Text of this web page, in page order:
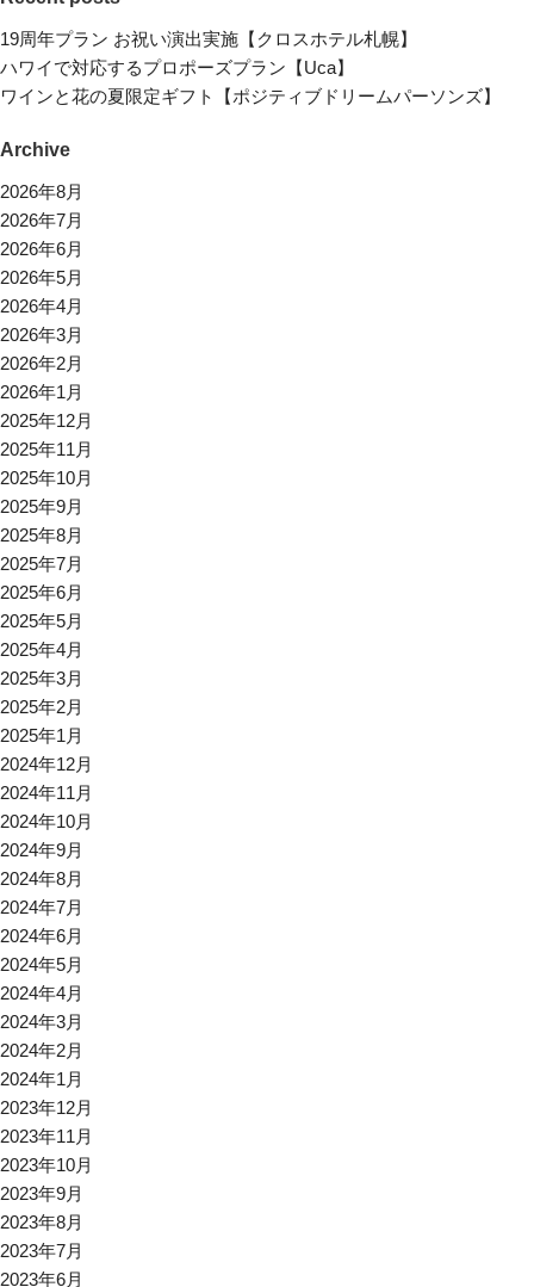
19周年プラン お祝い演出実施【クロスホテル札幌】
ハワイで対応するプロポーズプラン【Uca】
ワインと花の夏限定ギフト【ポジティブドリームパーソンズ】
Archive
2026年8月
2026年7月
2026年6月
2026年5月
2026年4月
2026年3月
2026年2月
2026年1月
2025年12月
2025年11月
2025年10月
2025年9月
2025年8月
2025年7月
2025年6月
2025年5月
2025年4月
2025年3月
2025年2月
2025年1月
2024年12月
2024年11月
2024年10月
2024年9月
2024年8月
2024年7月
2024年6月
2024年5月
2024年4月
2024年3月
2024年2月
2024年1月
2023年12月
2023年11月
2023年10月
2023年9月
2023年8月
2023年7月
2023年6月